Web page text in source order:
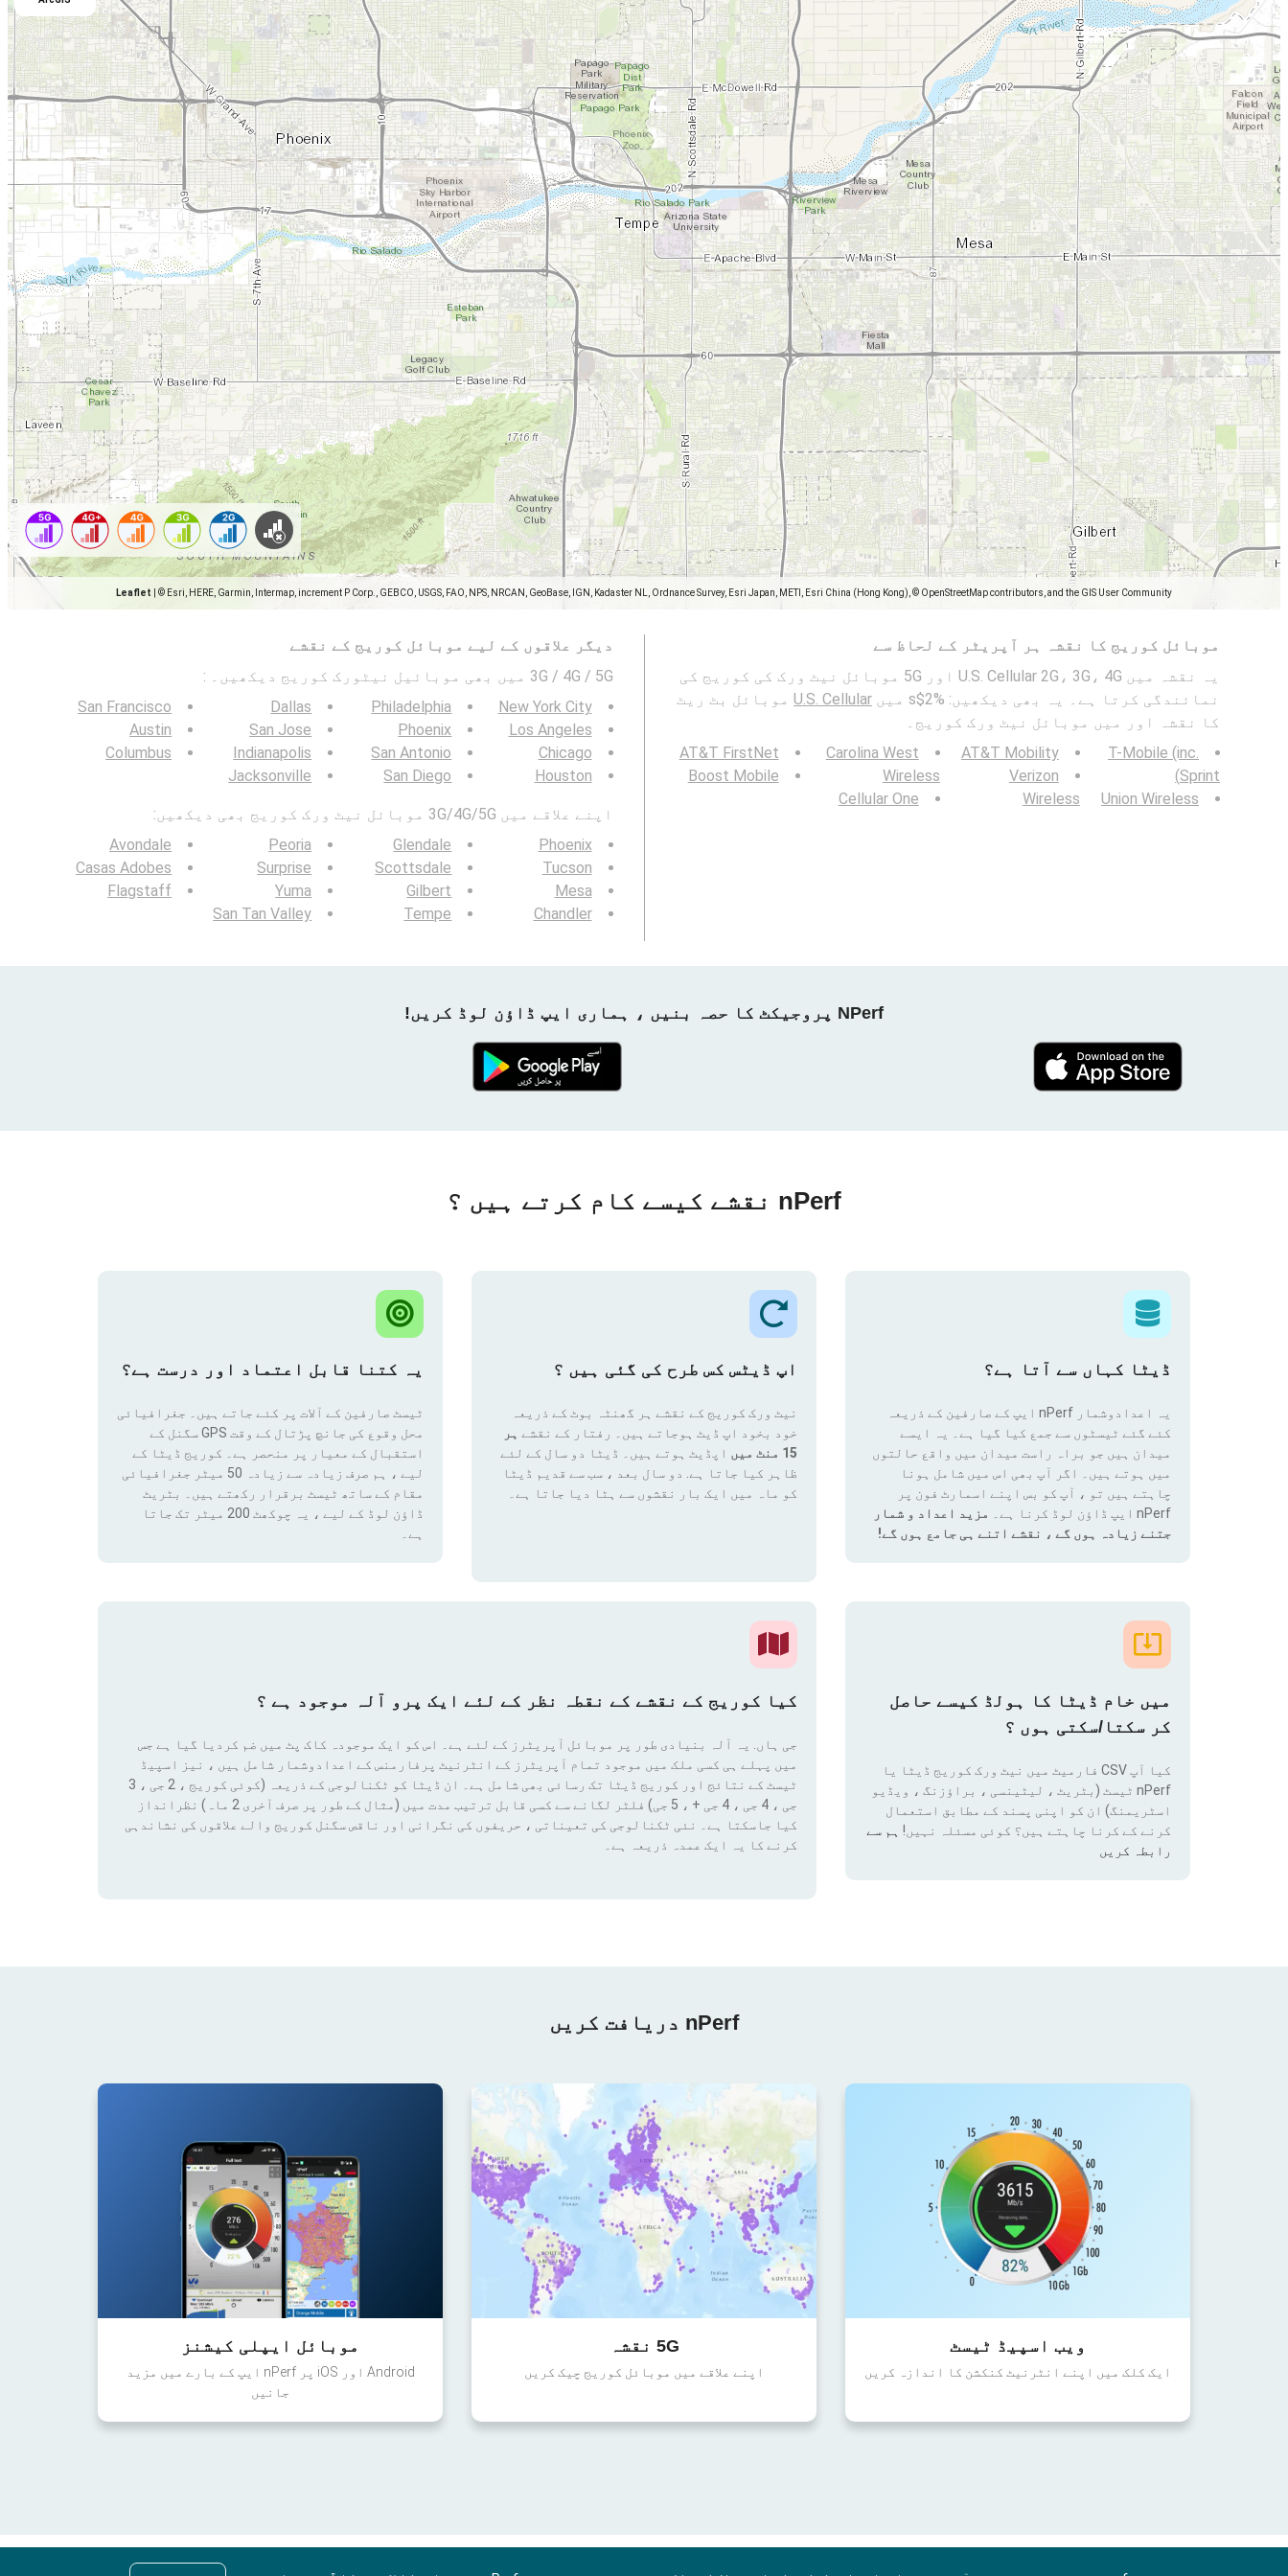
Leaflet © Esri, HERE, Garmin, Intermap, increment P Corp., GEBCO, USGS, FAO, NPS, NRCAN, GeoBase, IGN, Kadaster NL, Ordnance Survey, Esri Japan, METI, Esri China (Hong Kong), © OpenStreetMap contributors, and the GIS User Community
موبائل کوریج کا نقشہ ہر آپریٹر کے لحاظ سے
یہ نقشہ میں U.S. Cellular 2G، 3G، 4G اور 5G موبائل نیٹ ورک کی کوریج کی
نمائندگی کرتا ہے۔ یہ بھی دیکھیں: %2$s میں
U.S. Cellular موبائل بٹ ریٹ
کا نقشہ اور میں موبائل نیٹ ورک کوریج۔
T-Mobile (inc.
Sprint)
Union Wireless
AT&T Mobility
Verizon
Wireless
Carolina West
Wireless
Cellular One
AT&T FirstNet
Boost Mobile
دیگر علاقوں کے لیے موبائل کوریج کے نقشے
3G / 4G / 5G میں بھی موبائیل نیٹورک کوریج دیکھیں۔ :
New York City
Los Angeles
Chicago
Houston
Philadelphia
Phoenix
San Antonio
San Diego
Dallas
San Jose
Indianapolis
Jacksonville
San Francisco
Austin
Columbus
اپنے علاقے میں 3G/4G/5G موبائل نیٹ ورک کوریج بھی دیکھیں:
Phoenix
Tucson
Mesa
Chandler
Glendale
Scottsdale
Gilbert
Tempe
Peoria
Surprise
Yuma
San Tan Valley
Avondale
Casas Adobes
Flagstaff
NPerf پروجیکٹ کا حصہ بنیں ، ہماری ایپ ڈاؤن لوڈ کریں!
nPerf نقشے کیسے کام کرتے ہیں ؟
ڈیٹا کہاں سے آتا ہے؟
یہ اعدادوشمار nPerf ایپ کے صارفین کے ذریعہ
کئے گئے ٹیسٹوں سے جمع کیا گیا ہے۔ یہ ایسے
میدان ہیں جو براہ راست میدان میں واقع حالتوں
میں ہوتے ہیں۔ اگر آپ بھی اس میں شامل ہونا
چاہتے ہیں تو ، آپ کو بس اپنے اسمارٹ فون پر
nPerf ایپ ڈاؤن لوڈ کرنا ہے۔
مزید اعداد و شمار
جتنے زیادہ ہوں گے ، نقشے اتنے ہی جامع ہوں گے!
اپ ڈیٹس کس طرح کی گئی ہیں ؟
نیٹ ورک کوریج کے نقشے ہر گھنٹہ بوٹ کے ذریعہ
خود بخود اپ ڈیٹ ہوجاتے ہیں۔ رفتار کے نقشے ہر
15 منٹ میں
اپڈیٹ ہوتے ہیں۔ ڈیٹا دو سال کے لئے
ظاہر کیا جاتا ہے. دو سال بعد ، سب سے قدیم ڈیٹا
کو ماہ میں ایک بار نقشوں سے ہٹا دیا جاتا ہے۔
یہ کتنا قابل اعتماد اور درست ہے؟
ٹیسٹ صارفین کے آلات پر کئے جاتے ہیں۔ جغرافیائی
محل وقوع کی جانچ پڑتال کے وقت GPS سگنل کے
استقبال کے معیار پر منحصر ہے۔ کوریج ڈیٹا کے
لیے ، ہم صرف زیادہ سے زیادہ 50 میٹر جغرافیائی
مقام کے ساتھ ٹیسٹ برقرار رکھتے ہیں۔ بٹریٹ
ڈاؤن لوڈ کے لیے ، یہ چوکھٹ 200 میٹر تک جاتا
ہے۔
میں خام ڈیٹا کا ہولڈ کیسے حاصل
کر سکتا/سکتی ہوں ؟
کیا آپ CSV فارمیٹ میں نیٹ ورک کوریج ڈیٹا یا
nPerf ٹیسٹ (بٹریٹ ، لیٹینسی ، براؤزنگ ، ویڈیو
اسٹریمنگ) ان کو اپنی پسند کے مطابق استعمال
کرنے کے کرنا چاہتے ہیں؟ کوئی مسئلہ نہیں! ہم سے
رابطہ کریں
کیا کوریج کے نقشے کے نقطہ نظر کے لئے ایک پرو آلہ موجود ہے ؟
جی ہاں. یہ آلہ بنیادی طور پر موبائل آپریٹرز کے لئے ہے۔ اس کو ایک موجودہ کاک پٹ میں ضم کردیا گیا ہے جس
میں پہلے ہی کسی ملک میں موجود تمام آپریٹرز کے انٹرنیٹ پرفارمنس کے اعدادوشمار شامل ہیں ، نیز اسپیڈ
ٹیسٹ کے نتائج اور کوریج ڈیٹا تک رسائی بھی شامل ہے۔ ان ڈیٹا کو ٹکنالوجی کے ذریعہ (کوئی کوریج ، 2 جی ، 3
جی ، 4 جی ، 4 جی + ، 5 جی) فلٹر لگانے سے کسی قابل ترتیب مدت میں (مثال کے طور پر صرف آخری 2 ماہ) نظرانداز
کیا جاسکتا ہے۔ نئی ٹکنالوجی کی تعیناتی ، حریفوں کی نگرانی اور ناقص سگنل کوریج والے علاقوں کی نشاندہی
کرنے کا یہ ایک عمدہ ذریعہ ہے۔
nPerf دریافت کریں
ویب اسپیڈ ٹیسٹ
ایک کلک میں اپنے انٹرنیٹ کنکشن کا اندازہ کریں
5G نقشہ
اپنے علاقے میں موبائل کوریج چیک کریں
موبائل ایپلی کیشنز
Android اور iOS پر nPerf ایپ کے بارے میں مزید
جانیں